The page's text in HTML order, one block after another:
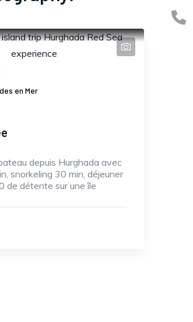
en Mer
depuis Hurghada avec
snorkeling 30 min, déjeuner
de détente sur une île